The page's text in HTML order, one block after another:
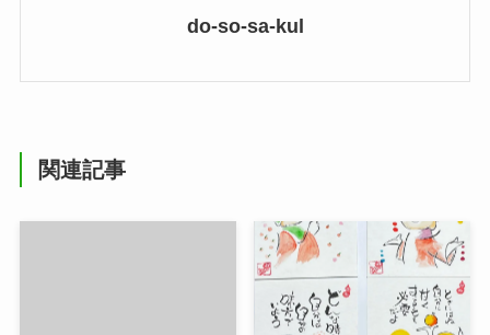
do-so-sa-kul
関連記事